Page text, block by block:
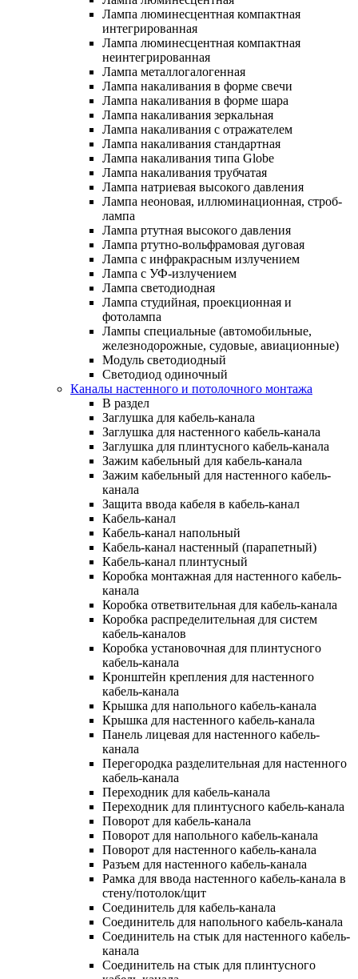
Лампа люминесцентная компактная
интегрированная
Лампа люминесцентная компактная
неинтегрированная
Лампа металлогалогенная
Лампа накаливания в форме свечи
Лампа накаливания в форме шара
Лампа накаливания зеркальная
Лампа накаливания с отражателем
Лампа накаливания стандартная
Лампа накаливания типа Globe
Лампа накаливания трубчатая
Лампа натриевая высокого давления
Лампа неоновая, иллюминационная, строб-
лампа
Лампа ртутная высокого давления
Лампа ртутно-вольфрамовая дуговая
Лампа с инфракрасным излучением
Лампа с УФ-излучением
Лампа светодиодная
Лампа студийная, проекционная и
фотолампа
Лампы специальные (автомобильные,
железнодорожные, судовые, авиационные)
Модуль светодиодный
Светодиод одиночный
Каналы настенного и потолочного монтажа
В раздел
Заглушка для кабель-канала
Заглушка для настенного кабель-канала
Заглушка для плинтусного кабель-канала
Зажим кабельный для кабель-канала
Зажим кабельный для настенного кабель-
канала
Защита ввода кабеля в кабель-канал
Кабель-канал
Кабель-канал напольный
Кабель-канал настенный (парапетный)
Кабель-канал плинтусный
Коробка монтажная для настенного кабель-
канала
Коробка ответвительная для кабель-канала
Коробка распределительная для систем
кабель-каналов
Коробка установочная для плинтусного
кабель-канала
Кронштейн крепления для настенного
кабель-канала
Крышка для напольного кабель-канала
Крышка для настенного кабель-канала
Панель лицевая для настенного кабель-
канала
Перегородка разделительная для настенного
кабель-канала
Переходник для кабель-канала
Переходник для плинтусного кабель-канала
Поворот для кабель-канала
Поворот для напольного кабель-канала
Поворот для настенного кабель-канала
Разъем для настенного кабель-канала
Рамка для ввода настенного кабель-канала в
стену/потолок/щит
Соединитель для кабель-канала
Соединитель для напольного кабель-канала
Соединитель на стык для настенного кабель-
канала
Соединитель на стык для плинтусного